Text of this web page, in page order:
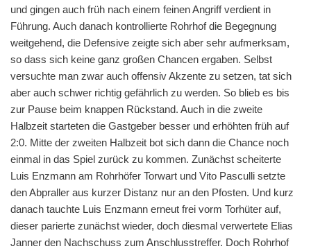
und gingen auch früh nach einem feinen Angriff verdient in
Führung. Auch danach kontrollierte Rohrhof die Begegnung
weitgehend, die Defensive zeigte sich aber sehr aufmerksam,
so dass sich keine ganz großen Chancen ergaben. Selbst
versuchte man zwar auch offensiv Akzente zu setzen, tat sich
aber auch schwer richtig gefährlich zu werden. So blieb es bis
zur Pause beim knappen Rückstand. Auch in die zweite
Halbzeit starteten die Gastgeber besser und erhöhten früh auf
2:0. Mitte der zweiten Halbzeit bot sich dann die Chance noch
einmal in das Spiel zurück zu kommen. Zunächst scheiterte
Luis Enzmann am Rohrhöfer Torwart und Vito Pasculli setzte
den Abpraller aus kurzer Distanz nur an den Pfosten. Und kurz
danach tauchte Luis Enzmann erneut frei vorm Torhüter auf,
dieser parierte zunächst wieder, doch diesmal verwertete Elias
Janner den Nachschuss zum Anschlusstreffer. Doch Rohrhof